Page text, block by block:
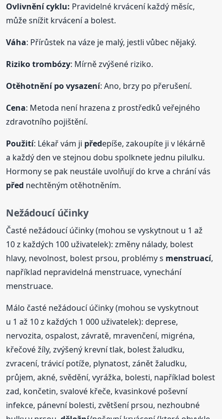
Ovlivnění cyklu: Pravidelné krvácení každý měsíc,
může snížit krvácení a bolest.
Váha: Přírůstek na váze je malý, jestli vůbec nějaký.
Riziko trombózy: Mírně zvýšené riziko.
Otěhotnění po vysazení: Ano, brzy po přerušení.
Cena: Metoda není hrazena z prostředků veřejného
zdravotního pojištění.
Použití: Lékař vám ji předepíše, zakoupíte ji v lékárně
a každý den ve stejnou dobu spolknete jednu pilulku.
Hormony se pak neustále uvolňují do krve a chrání vás
před nechtěným otěhotněním.
Nežádoucí účinky
Časté nežádoucí účinky (mohou se vyskytnout u 1 až
10 z každých 100 uživatelek): změny nálady, bolest
hlavy, nevolnost, bolest prsou, problémy s menstruací,
například nepravidelná menstruace, vynechání
menstruace.
Málo časté nežádoucí účinky (mohou se vyskytnout
u 1 až 10 z každých 1 000 uživatelek): deprese,
nervozita, ospalost, závratě, mravenčení, migréna,
křečové žíly, zvýšený krevní tlak, bolest žaludku,
zvracení, trávicí potíže, plynatost, zánět žaludku,
průjem, akné, svědění, vyrážka, bolesti, například bolest
zad, končetin, svalové křeče, kvasinkové poševní
infekce, pánevní bolesti, zvětšení prsou, nezhoubné